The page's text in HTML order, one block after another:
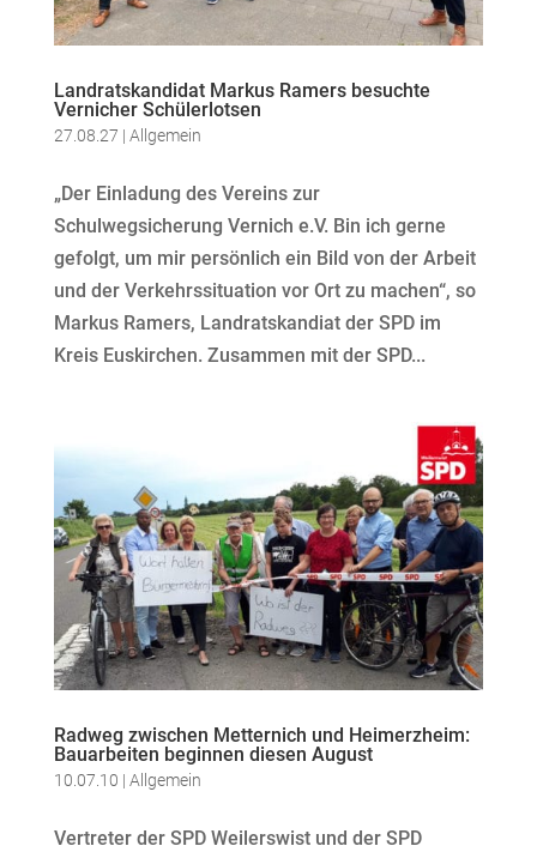
Landratskandidat Markus Ramers besuchte
Vernicher Schülerlotsen
27.08.27 | Allgemein
„Der Einladung des Vereins zur
Schulwegsicherung Vernich e.V. Bin ich gerne
gefolgt, um mir persönlich ein Bild von der Arbeit
und der Verkehrssituation vor Ort zu machen“, so
Markus Ramers, Landratskandiat der SPD im
Kreis Euskirchen. Zusammen mit der SPD...
Radweg zwischen Metternich und Heimerzheim:
Bauarbeiten beginnen diesen August
10.07.10 | Allgemein
Vertreter der SPD Weilerswist und der SPD